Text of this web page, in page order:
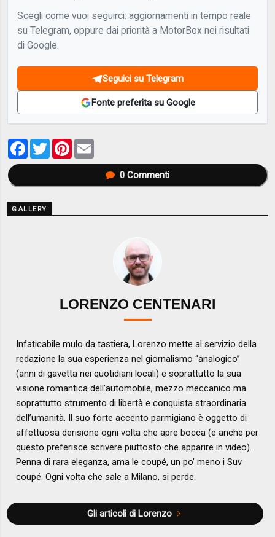
Scegli come vuoi seguirci: aggiornamenti in tempo reale
su Telegram, oppure dai priorità a MotorBox nei risultati
di Google.
Seguici su Telegram
Fonte preferita su Google
Facebook
TwitterPinterest
0Commenti
GALLERY
LORENZO CENTENARI
Infaticabile mulo da tastiera, Lorenzo mette al servizio della
redazione la sua esperienza nel giornalismo “analogico”
(anni di gavetta nei quotidiani locali) e soprattutto la sua
visione romantica dell’automobile, mezzo meccanico ma
soprattutto strumento di libertà e conquista straordinaria
dell’umanità. Il suo forte accento parmigiano è oggetto di
affettuosa derisione ogni volta che apre bocca (e anche per
questo preferisce scrivere piuttosto che apparire in video).
Penna di rara eleganza, ama le coupé, un po’ meno i Suv
coupé. Ogni volta che sale a Milano, si perde.
Gli articoli di Lorenzo